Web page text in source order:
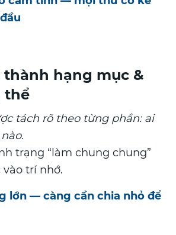
thành hạng mục &
thể
tách rõ theo từng phần: ai
trạng “làm chung chung”
trí nhớ.
lớn — càng cần chia nhỏ để